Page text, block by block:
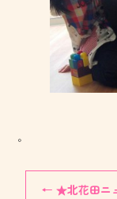
。
← ★北花田ニ